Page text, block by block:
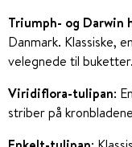
Triumph- og Darwin
Danmark. Klassiske,
velegnede til buketter.
Viridiflora-tulipan:
striber på